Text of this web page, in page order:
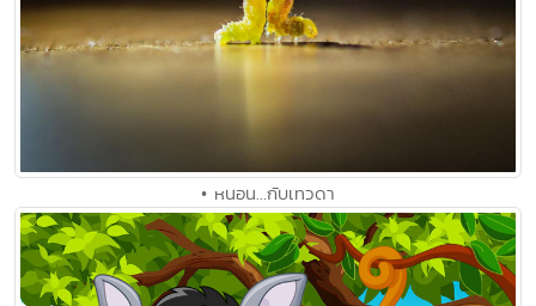
• หนอน...กับเทวดา